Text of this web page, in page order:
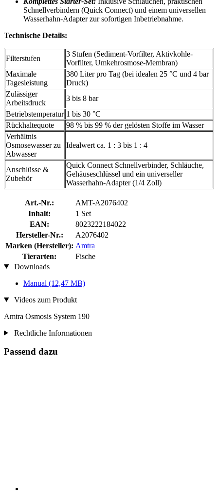
Schnellverbindern (Quick Connect) und einem universellen
Wasserhahn-Adapter zur sofortigen Inbetriebnahme.
Technische Details:
Filterstufen
3 Stufen (Sediment-Vorfilter, Aktivkohle-
Vorfilter, Umkehrosmose-Membran)
Maximale
Tagesleistung
380 Liter pro Tag (bei idealen 25 °C und 4 bar
Druck)
Zulässiger
Arbeitsdruck
3 bis 8 bar
Betriebstemperatur 1 bis 30 °C
Rückhaltequote
98 % bis 99 % der gelösten Stoffe im Wasser
Verhältnis
Osmosewasser zu
Abwasser
Idealwert ca. 1 : 3 bis 1 : 4
Anschlüsse &
Zubehör
Quick Connect Schnellverbinder, Schläuche,
Gehäuseschlüssel und ein universeller
Wasserhahn-Adapter (1/4 Zoll)
Art.-Nr.:
AMT-A2076402
Inhalt:
1 Set
EAN:
8023222184022
Hersteller-Nr.:
A2076402
Marken (Hersteller): Amtra
Tierarten:
Fische
Downloads
Manual (12,47 MB)
Videos zum Produkt
Amtra Osmosis System 190
Rechtliche Informationen
Passend dazu